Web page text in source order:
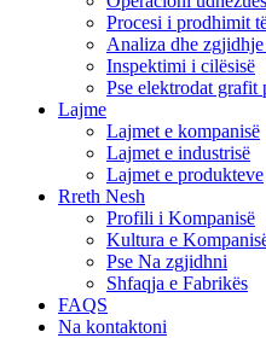
Procesi i prodhimit
Analiza dhe
Inspektimi i cilësisë
Pse elektrodat grafit
Lajme
Lajmet e kompanisë
Lajmet e industrisë
Lajmet e produkteve
Rreth Nesh
Profili i Kompanisë
Kultura e
Pse Na zgjidhni
Shfaqja e Fabrikës
FAQS
Na kontaktoni